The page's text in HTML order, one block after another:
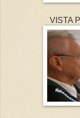
VISTA